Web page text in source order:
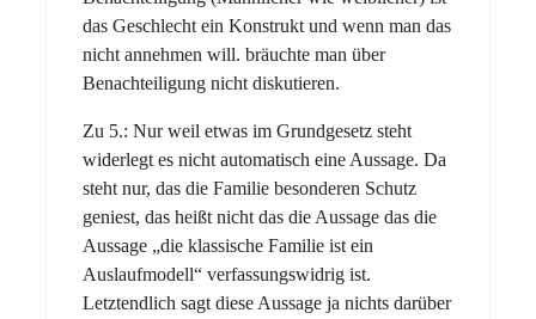
das Geschlecht ein Konstrukt und wenn man das
nicht annehmen will. bräuchte man über
Benachteiligung nicht diskutieren.
Zu 5.: Nur weil etwas im Grundgesetz steht
widerlegt es nicht automatisch eine Aussage. Da
steht nur, das die Familie besonderen Schutz
geniest, das heißt nicht das die Aussage das die
Aussage „die klassische Familie ist ein
Auslaufmodell“ verfassungswidrig ist.
Letztendlich sagt diese Aussage ja nichts darüber